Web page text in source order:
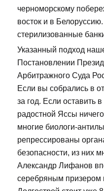
черноморскому
восток и в
стерилизованные
Указанный подход
Постановлении
Арбитражного Суда
Если вы собрались в
за год. Если оставить
радостной Яссы
многие биологи-
репрессированы
безопасности, из них
Александр Лифанов
серебряным призером